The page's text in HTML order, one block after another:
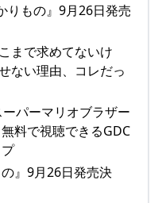
りもの』9月26日発売
まで求めてないけ
ない理由、コレだっ
ーパーマリオブラザー
料で視聴できるGDC
』9月26日発売決